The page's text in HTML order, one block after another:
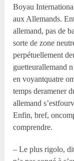
Boyau
aux Allemands.
allemand, pas de
sorte de zone
perpétuellement
guetteurallemand
en voyantquatre
temps deramener
allemand
Enfin, bref,
comprendre.
– Le plus rigolo, dit